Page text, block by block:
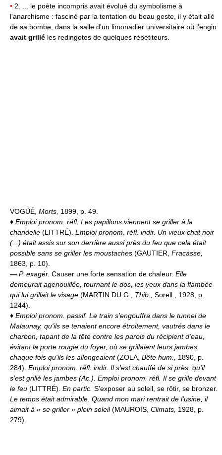
• 2. ... le poète incompris avait évolué du symbolisme à
l'anarchisme : fasciné par la tentation du beau geste, il y était allé
de sa bombe, dans la salle d'un limonadier universitaire où l'engin
avait grillé les redingotes de quelques répétiteurs.
VOGÜÉ, Morts, 1899, p. 49.
♦ Emploi pronom. réfl. Les papillons viennent se griller à la
chandelle (LITTRÉ). Emploi pronom. réfl. indir. Un vieux chat noir
(...) était assis sur son derrière aussi près du feu que cela était
possible sans se griller les moustaches (GAUTIER, Fracasse,
1863, p. 10).
— P. exagér. Causer une forte sensation de chaleur. Elle
demeurait agenouillée, tournant le dos, les yeux dans la flambée
qui lui grillait le visage (MARTIN DU G., Thib., Sorell., 1928, p.
1244).
♦ Emploi pronom. passif. Le train s'engouffra dans le tunnel de
Malaunay, qu'ils se tenaient encore étroitement, vautrés dans le
charbon, tapant de la tête contre les parois du récipient d'eau,
évitant la porte rougie du foyer, où se grillaient leurs jambes,
chaque fois qu'ils les allongeaient(ZOLA, Bête hum., 1890, p.
284). Emploi pronom. réfl. indir. Il s'est chauffé de si près, qu'il
s'est grillé les jambes (Ac. ). Emploi pronom. réfl. Il se grille devant
le feu (LITTRÉ). En partic. S'exposer au soleil, se rôtir, se bronzer.
Le temps était admirable. Quand mon mari rentrait de l'usine, il
aimait à « se griller » plein soleil(MAUROIS, Climats, 1928, p.
279).